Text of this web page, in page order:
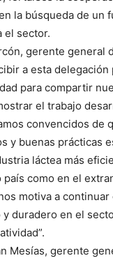
la búsqueda de un
el sector.
gerente general
a esta delegación
para compartir
el trabajo
convencidos de
y buenas prácticas
láctea más
como en el
motiva a continuar
duradero en el
Mesías, gerente